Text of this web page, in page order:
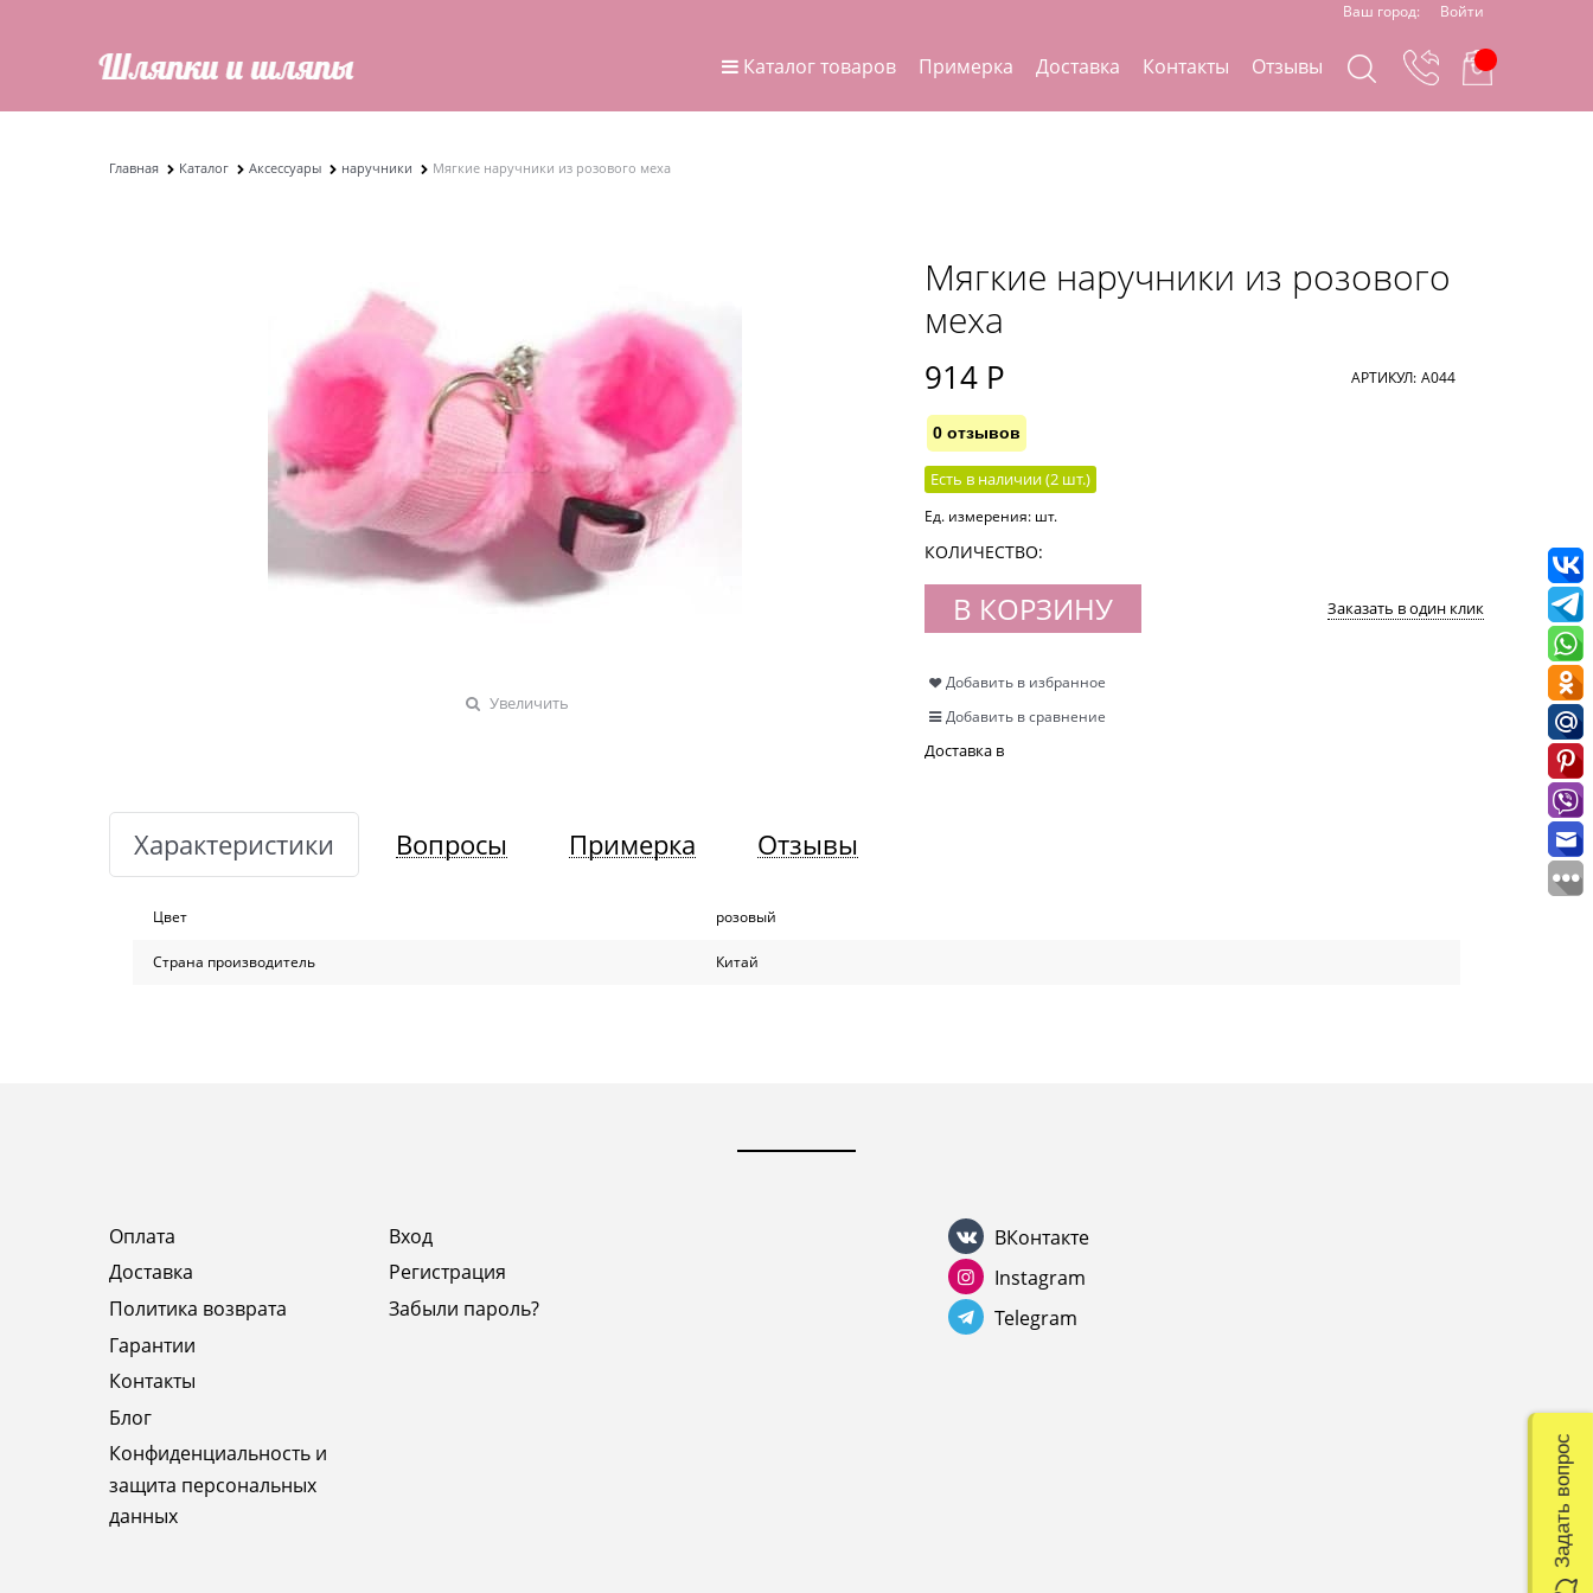
Ваш город: Войти
Каталог товаров Примерка Доставка Контакты Отзывы
Главная Каталог Аксессуары наручники Мягкие наручники из розового меха
Увеличить
Мягкие наручники из розового
меха
914 Р АРТИКУЛ: А044
0 отзывов
Есть в наличии (2 шт.)
Ед. измерения: шт.
КОЛИЧЕСТВО:
В КОРЗИНУ Заказать в один клик
Добавить в избранное
Добавить в сравнение
Доставка в
Характеристики Вопросы Примерка Отзывы
Цвет розовый
Страна производитель Китай
Оплата
Доставка
Политика возврата
Гарантии
Контакты
Блог
Конфиденциальность и
защита персональных
данных
Вход
Регистрация
Забыли пароль?
ВКонтакте
Instagram
Telegram
Задать вопрос